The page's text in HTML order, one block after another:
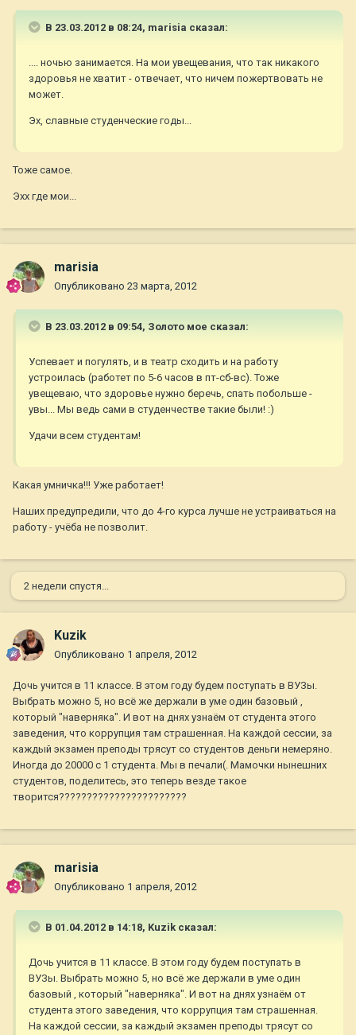
В 23.03.2012 в 08:24, marisia сказал:
.... ночью занимается. На мои увещевания, что так никакого
здоровья не хватит - отвечает, что ничем пожертвовать не
может.
Эх, славные студенческие годы...
Тоже самое.
Эхх где мои...
marisia
Опубликовано 23 марта, 2012
В 23.03.2012 в 09:54, Золото мое сказал:
Успевает и погулять, и в театр сходить и на работу
устроилась (работет по 5-6 часов в пт-сб-вс). Тоже
увещеваю, что здоровье нужно беречь, спать побольше -
увы... Мы ведь сами в студенчестве такие были! :)
Удачи всем студентам!
Какая умничка!!! Уже работает!
Наших предупредили, что до 4-го курса лучше не устраиваться на
работу - учёба не позволит.
2 недели спустя...
Kuzik
Опубликовано 1 апреля, 2012
Дочь учится в 11 классе. В этом году будем поступать в ВУЗы.
Выбрать можно 5, но всё же держали в уме один базовый ,
который "наверняка". И вот на днях узнаём от студента этого
заведения, что коррупция там страшенная. На каждой сессии, за
каждый экзамен преподы трясут со студентов деньги немеряно.
Иногда до 20000 с 1 студента. Мы в печали(. Мамочки нынешних
студентов, поделитесь, это теперь везде такое
творится???????????????????????
marisia
Опубликовано 1 апреля, 2012
В 01.04.2012 в 14:18, Kuzik сказал:
Дочь учится в 11 классе. В этом году будем поступать в
ВУЗы. Выбрать можно 5, но всё же держали в уме один
базовый , который "наверняка". И вот на днях узнаём от
студента этого заведения, что коррупция там страшенная.
На каждой сессии, за каждый экзамен преподы трясут со